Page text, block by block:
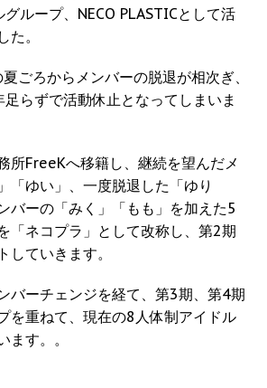
ループ、NECO PLASTICとして活
た。
ごろからメンバーの脱退が相次ぎ、
らずで活動休止となってしまいま
所FreeKへ移籍し、継続を望んだメ
「ゆい」、一度脱退した「ゆり
バーの「みく」「もも」を加えた5
「ネコプラ」として改称し、第2期
していきます。
バーチェンジを経て、第3期、第4期
を重ねて、現在の8人体制アイドル
ます。。